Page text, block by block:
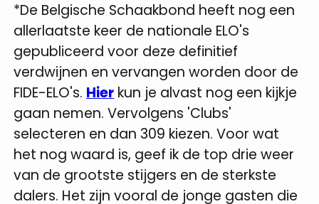
*De Belgische Schaakbond heeft nog een
allerlaatste keer de nationale ELO's
gepubliceerd voor deze definitief
verdwijnen en vervangen worden door de
FIDE-ELO's. Hier kun je alvast nog een kijkje
gaan nemen. Vervolgens 'Clubs'
selecteren en dan 309 kiezen. Voor wat
het nog waard is, geef ik de top drie weer
van de grootste stijgers en de sterkste
dalers. Het zijn vooral de jonge gasten die